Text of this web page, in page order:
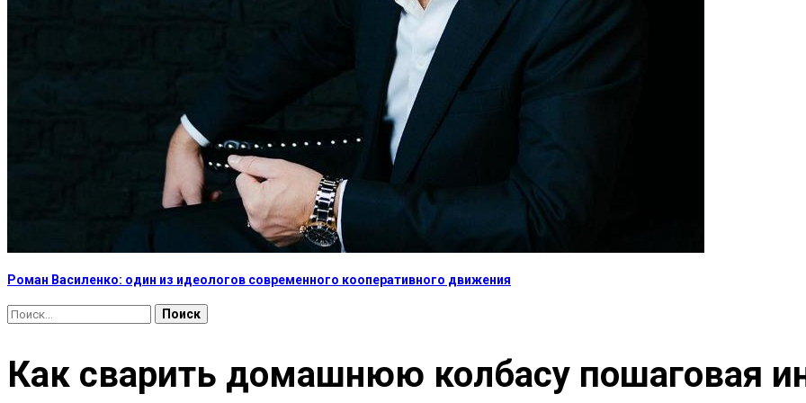
Роман Василенко: один из идеологов современного кооперативного движения
Найти:
Как сварить домашнюю колбасу пошаговая